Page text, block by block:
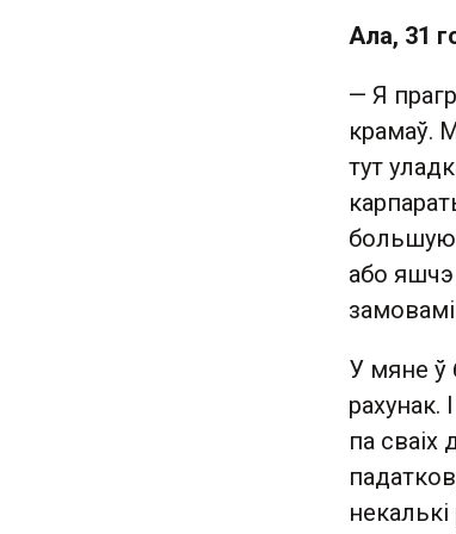
Ала, 31
— Я
крамаў.
тут
большую
або
У мяне ў
рахунак.
па сваіх